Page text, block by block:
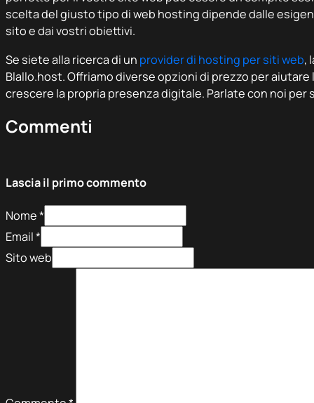
scelta del giusto tipo di web hosting dipende dalle
sito e dai vostri obiettivi.
Se siete alla ricerca di un provider di hosting per siti web,
Blallo.host. Offriamo diverse opzioni di prezzo per aiutare
crescere la propria presenza digitale. Parlate con noi per
Commenti
Lascia il primo commento
Nome *
Email *
Sito web